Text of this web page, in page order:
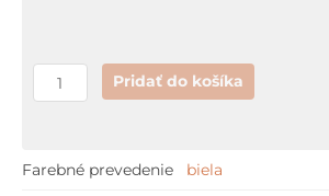
Pridať do košíka
Farebné prevedenie biela